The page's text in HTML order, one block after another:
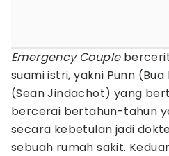
Emergency Couple
suami istri, yakni Punn
(Sean Jindachot) yang
bercerai bertahun-tahun
secara kebetulan jadi
sebuah rumah sakit.